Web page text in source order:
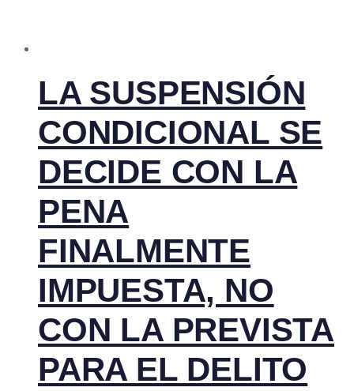
LA SUSPENSIÓN
CONDICIONAL SE
DECIDE CON LA
PENA
FINALMENTE
IMPUESTA, NO
CON LA PREVISTA
PARA EL DELITO